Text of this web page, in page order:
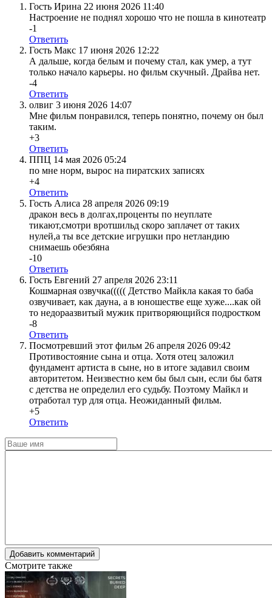
Гость Ирина 22 июня 2026 11:40
Настроение не поднял хорошо что не пошла в кинотеатр
-1
Ответить
Гость Макс 17 июня 2026 12:22
А дальше, когда белым и почему стал, как умер, а тут
только начало карьеры. но фильм скучный. Драйва нет.
-4
Ответить
олвиг 3 июня 2026 14:07
Мне фильм понравился, теперь понятно, почему он был
таким.
+3
Ответить
ППЦ 14 мая 2026 05:24
по мне норм, вырос на пиратских записях
+4
Ответить
Гость Алиса 28 апреля 2026 09:19
дракон весь в долгах,проценты по неуплате
тикают,смотри вротшильд скоро заплачет от таких
нулей,а ты все детские игрушки про нетландию
снимаешь обезбяна
-10
Ответить
Гость Евгений 27 апреля 2026 23:11
Кошмарная озвучка((((( Детство Майкла какая то баба
озвучивает, как дауна, а в юношестве еще хуже....как ой
то недораазвитый мужик притворяющийся подростком
-8
Ответить
Посмотревший этот фильм 26 апреля 2026 09:42
Противостояние сына и отца. Хотя отец заложил
фундамент артиста в сыне, но в итоге задавил своим
авторитетом. Неизвестно кем бы был сын, если бы батя
с детства не определил его судьбу. Поэтому Майкл и
отработал тур для отца. Неожиданный фильм.
+5
Ответить
Добавить комментарий
Смотрите также